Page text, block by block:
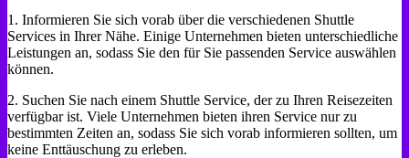
1. Informieren Sie sich vorab über die verschiedenen Shuttle
Services in Ihrer Nähe. Einige Unternehmen bieten unterschiedliche
Leistungen an, sodass Sie den für Sie passenden Service auswählen
können.
2. Suchen Sie nach einem Shuttle Service, der zu Ihren Reisezeiten
verfügbar ist. Viele Unternehmen bieten ihren Service nur zu
bestimmten Zeiten an, sodass Sie sich vorab informieren sollten, um
keine Enttäuschung zu erleben.